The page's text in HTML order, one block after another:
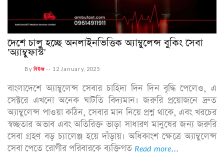
দেশে চালু হচ্ছে অনলাইনভিত্তিক অ্যাম্বুলেন্স বুকিং সেবা
‌'অ্যাম্বুফাস্ট'
Byনিউজ -- 12 January, 2025
বাংলাদেশে অ্যাম্বুলেন্স সেবার চাহিদা দিন দিন বৃদ্ধি পেলেও, এ
সেক্টরে এখনো অনেক ঘাটতি বিদ্যমান। জরুরি প্রয়োজনে দ্রুত
অ্যাম্বুলেন্স পাওয়া কঠিন, সেবার মান নিয়ে প্রশ্ন থাকে, এবং খরচের
স্বচ্ছতার অভাব এবং অতিরিক্ত ভাড়া সাধারণ মানুষের জন্য জরুরি
সেবা গ্রহণ বড় চ্যালেঞ্জ হয়ে দাঁড়ায়। অধিকাংশ ক্ষেত্রে অ্যাম্বুলেন্স
সেবা পেতে রোগীর পরিবারকে ব্যক্তিগত Read more...